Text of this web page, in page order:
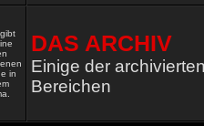
DAS ARCHIV
Einige der
Bereichen